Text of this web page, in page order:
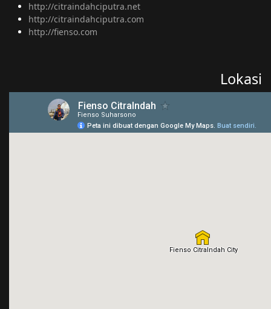
http://citraindahciputra.net
http://citraindahciputra.com
http://fienso.com
Lokasi